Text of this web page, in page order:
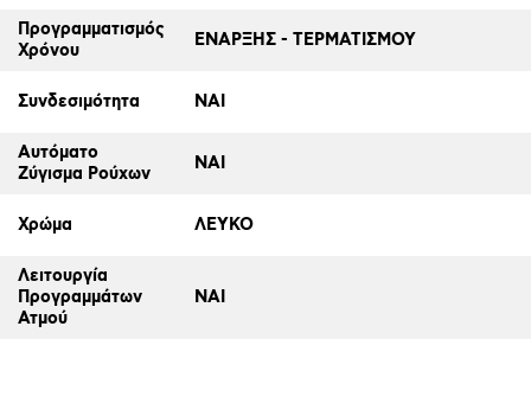
Προγραμματισμός
Χρόνου
ΕΝΑΡΞΗΣ - ΤΕΡΜΑΤΙΣΜΟΥ
Συνδεσιμότητα ΝΑΙ
Αυτόματο
Ζύγισμα Ρούχων
ΝΑΙ
Χρώμα ΛΕΥΚΟ
Λειτουργία
Προγραμμάτων
Ατμού
ΝΑΙ